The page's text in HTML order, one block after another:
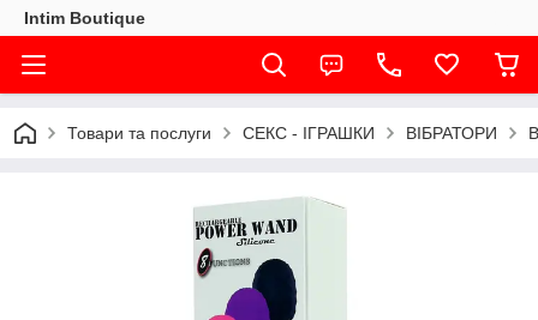
Intim Boutique
Товари та послуги СЕКС - ІГРАШКИ ВІБРАТОРИ